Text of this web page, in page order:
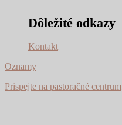
Dôležité odkazy
Kontakt
Oznamy
Prispejte na pastoračné centrum